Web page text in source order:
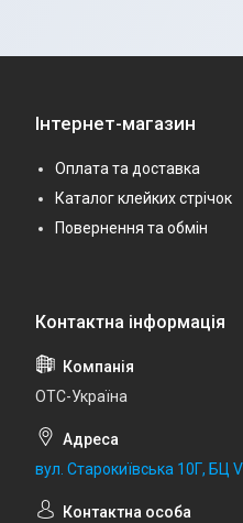
Інтернет-магазин
Оплата та доставка
Каталог клейких стрічок
Повернення та обмін
ОТС-Україна
вул. Старокиївська 10Г, БЦ